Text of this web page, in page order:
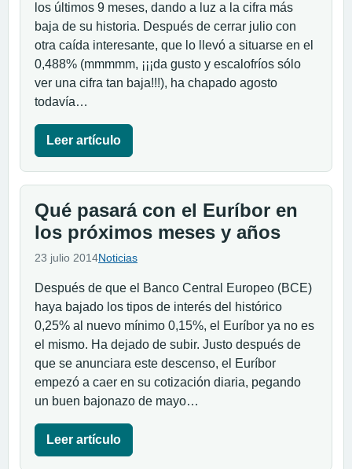
los últimos 9 meses, dando a luz a la cifra más
baja de su historia. Después de cerrar julio con
otra caída interesante, que lo llevó a situarse en el
0,488% (mmmmm, ¡¡¡da gusto y escalofríos sólo
ver una cifra tan baja!!!), ha chapado agosto
todavía…
Leer artículo
Qué pasará con el Euríbor en
los próximos meses y años
23 julio 2014Noticias
Después de que el Banco Central Europeo (BCE)
haya bajado los tipos de interés del histórico
0,25% al nuevo mínimo 0,15%, el Euríbor ya no es
el mismo. Ha dejado de subir. Justo después de
que se anunciara este descenso, el Euríbor
empezó a caer en su cotización diaria, pegando
un buen bajonazo de mayo…
Leer artículo